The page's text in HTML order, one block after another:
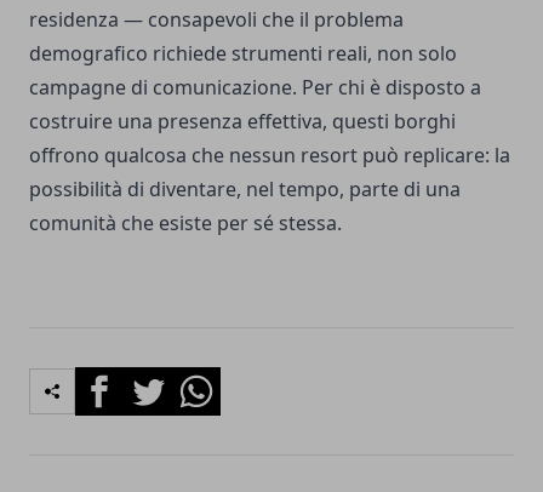
residenza — consapevoli che il problema
demografico richiede strumenti reali, non solo
campagne di comunicazione. Per chi è disposto a
costruire una presenza effettiva, questi borghi
offrono qualcosa che nessun resort può replicare: la
possibilità di diventare, nel tempo, parte di una
comunità che esiste per sé stessa.
FacebookTwitterWhatsapp